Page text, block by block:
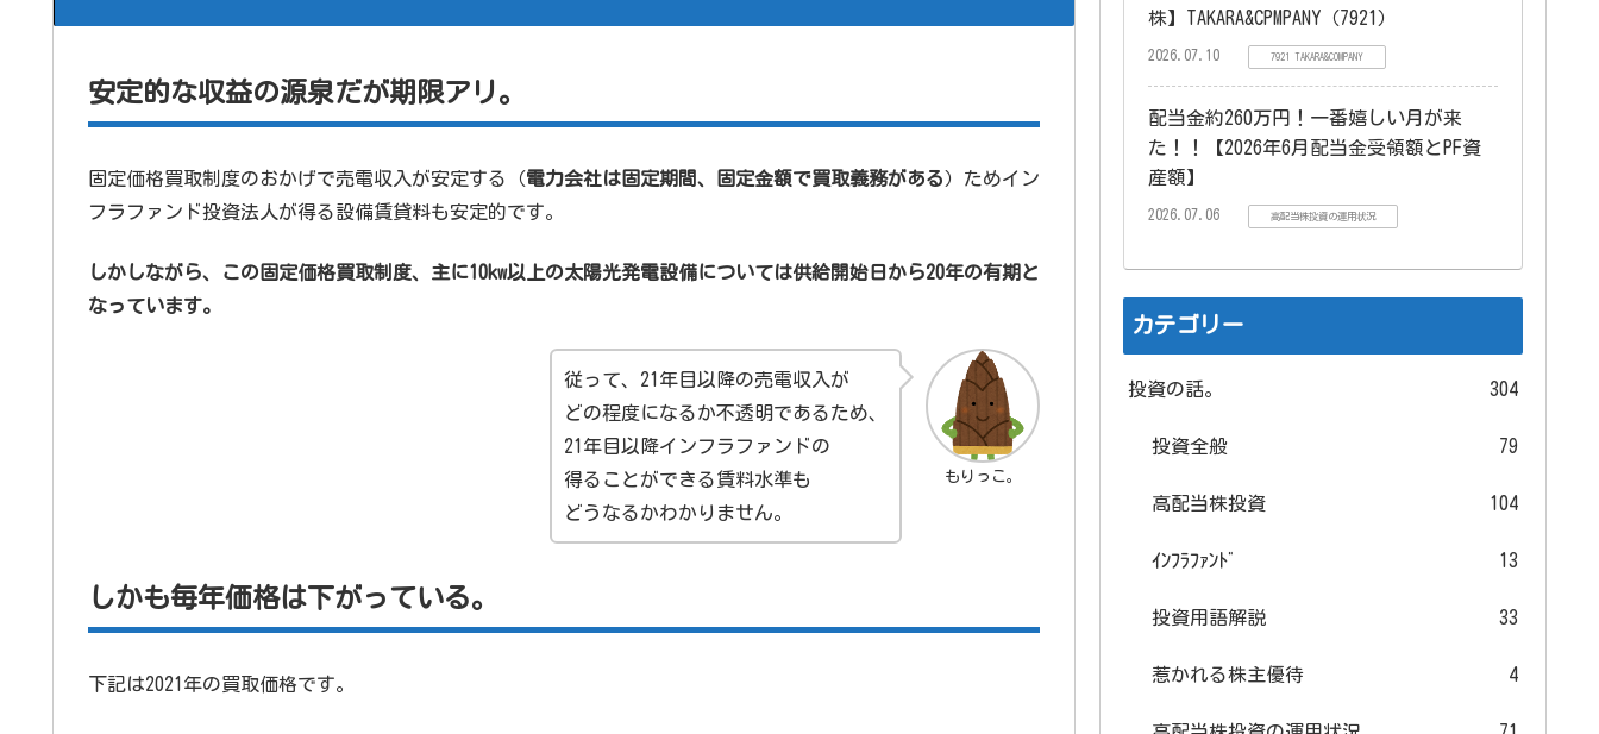
安定的な収益の源泉だが期限アリ。
固定価格買取制度のおかげで売電収入が安定する（電力会社は固定期間、固定金額で買取義務がある）ためイン
フラファンド投資法人が得る設備賃貸料も安定的です。
しかしながら、この固定価格買取制度、主に10kw以上の太陽光発電設備については供給開始日から20年の有期と
なっています。
もりっこ。
従って、21年目以降の売電収入が
どの程度になるか不透明であるため、
21年目以降インフラファンドの
得ることができる賃料水準も
どうなるかわかりません。
しかも毎年価格は下がっている。
下記は2021年の買取価格です。
株】TAKARA&CPMPANY（7921）
2026.07.10 7921 TAKARA&COMPANY
配当金約260万円！一番嬉しい月が来
た！！【2026年6月配当金受領額とPF資
産額】
2026.07.06 高配当株投資の運用状況
カテゴリー
投資の話。 304
投資全般 79
高配当株投資 104
ｲﾝﾌﾗﾌｧﾝﾄﾞ 13
投資用語解説 33
惹かれる株主優待 4